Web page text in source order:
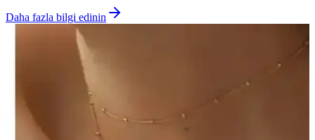
Daha fazla bilgi edinin